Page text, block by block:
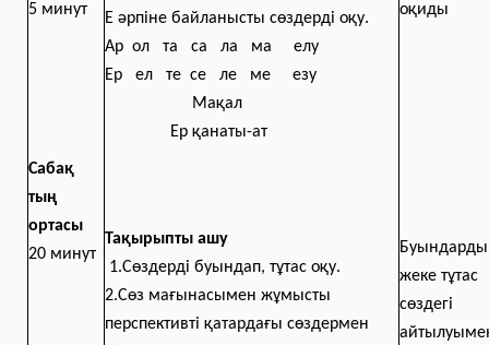
5 минут
Сабақ
тың
ортасы
20 минут
Е әрпіне байланысты сөздерді оқу.
Ар ол та са ла ма елу
Ер ел те се ле ме езу
Мақал
Ер қанаты-ат
Тақырыпты ашу
1.Сөздерді буындап, тұтас оқу.
2.Сөз мағынасымен жұмысты
перспективті қатардағы сөздермен
оқиды
Буындарды
жеке тұтас
сөздегі